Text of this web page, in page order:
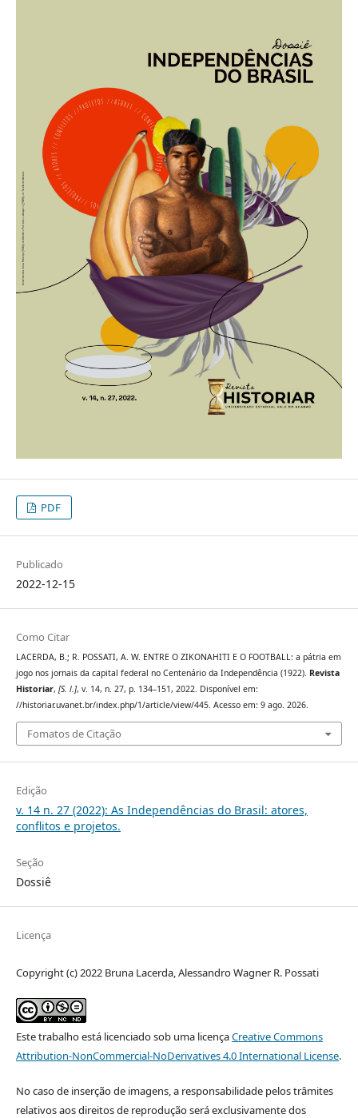
PDF
Publicado
2022-12-15
Como Citar
LACERDA, B.; R. POSSATI, A. W. ENTRE O ZIKONAHITI E O FOOTBALL: a pátria em
jogo nos jornais da capital federal no Centenário da Independência (1922). Revista
Historiar, [S. l.], v. 14, n. 27, p. 134–151, 2022. Disponível em:
//historiar.uvanet.br/index.php/1/article/view/445. Acesso em: 9 ago. 2026.
Fomatos de Citação
Edição
v. 14 n. 27 (2022): As Independências do Brasil: atores,
conflitos e projetos.
Seção
Dossiê
Licença
Copyright (c) 2022 Bruna Lacerda, Alessandro Wagner R. Possati
Este trabalho está licenciado sob uma licençaCreative Commons
Attribution-NonCommercial-NoDerivatives 4.0 International License.
No caso de inserção de imagens, a responsabilidade pelos trâmites
relativos aos direitos de reprodução será exclusivamente dos